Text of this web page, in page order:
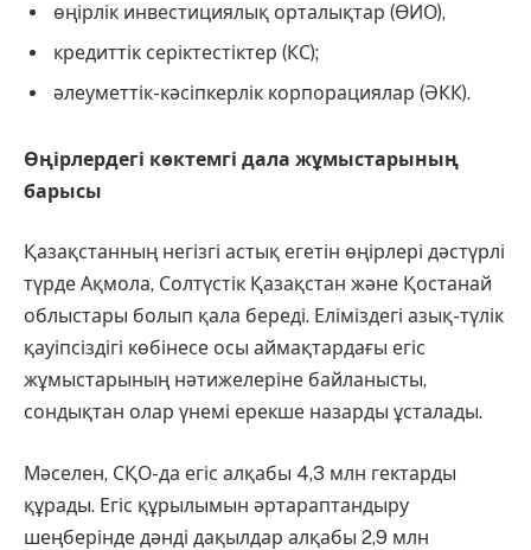
өңірлік инвестициялық орталықтар (ӨИО),
кредиттік серіктестіктер (КС);
әлеуметтік-кәсіпкерлік корпорациялар (ӘКК).
Өңірлердегі көктемгі дала жұмыстарының
барысы
Қазақстанның негізгі астық егетін өңірлері дәстүрлі
түрде Ақмола, Солтүстік Қазақстан және Қостанай
облыстары болып қала береді. Еліміздегі азық-түлік
қауіпсіздігі көбінесе осы аймақтардағы егіс
жұмыстарының нәтижелеріне байланысты,
сондықтан олар үнемі ерекше назарды ұсталады.
Мәселен, СҚО-да егіс алқабы 4,3 млн гектарды
құрады. Егіс құрылымын әртараптандыру
шеңберінде дәнді дақылдар алқабы 2,9 млн